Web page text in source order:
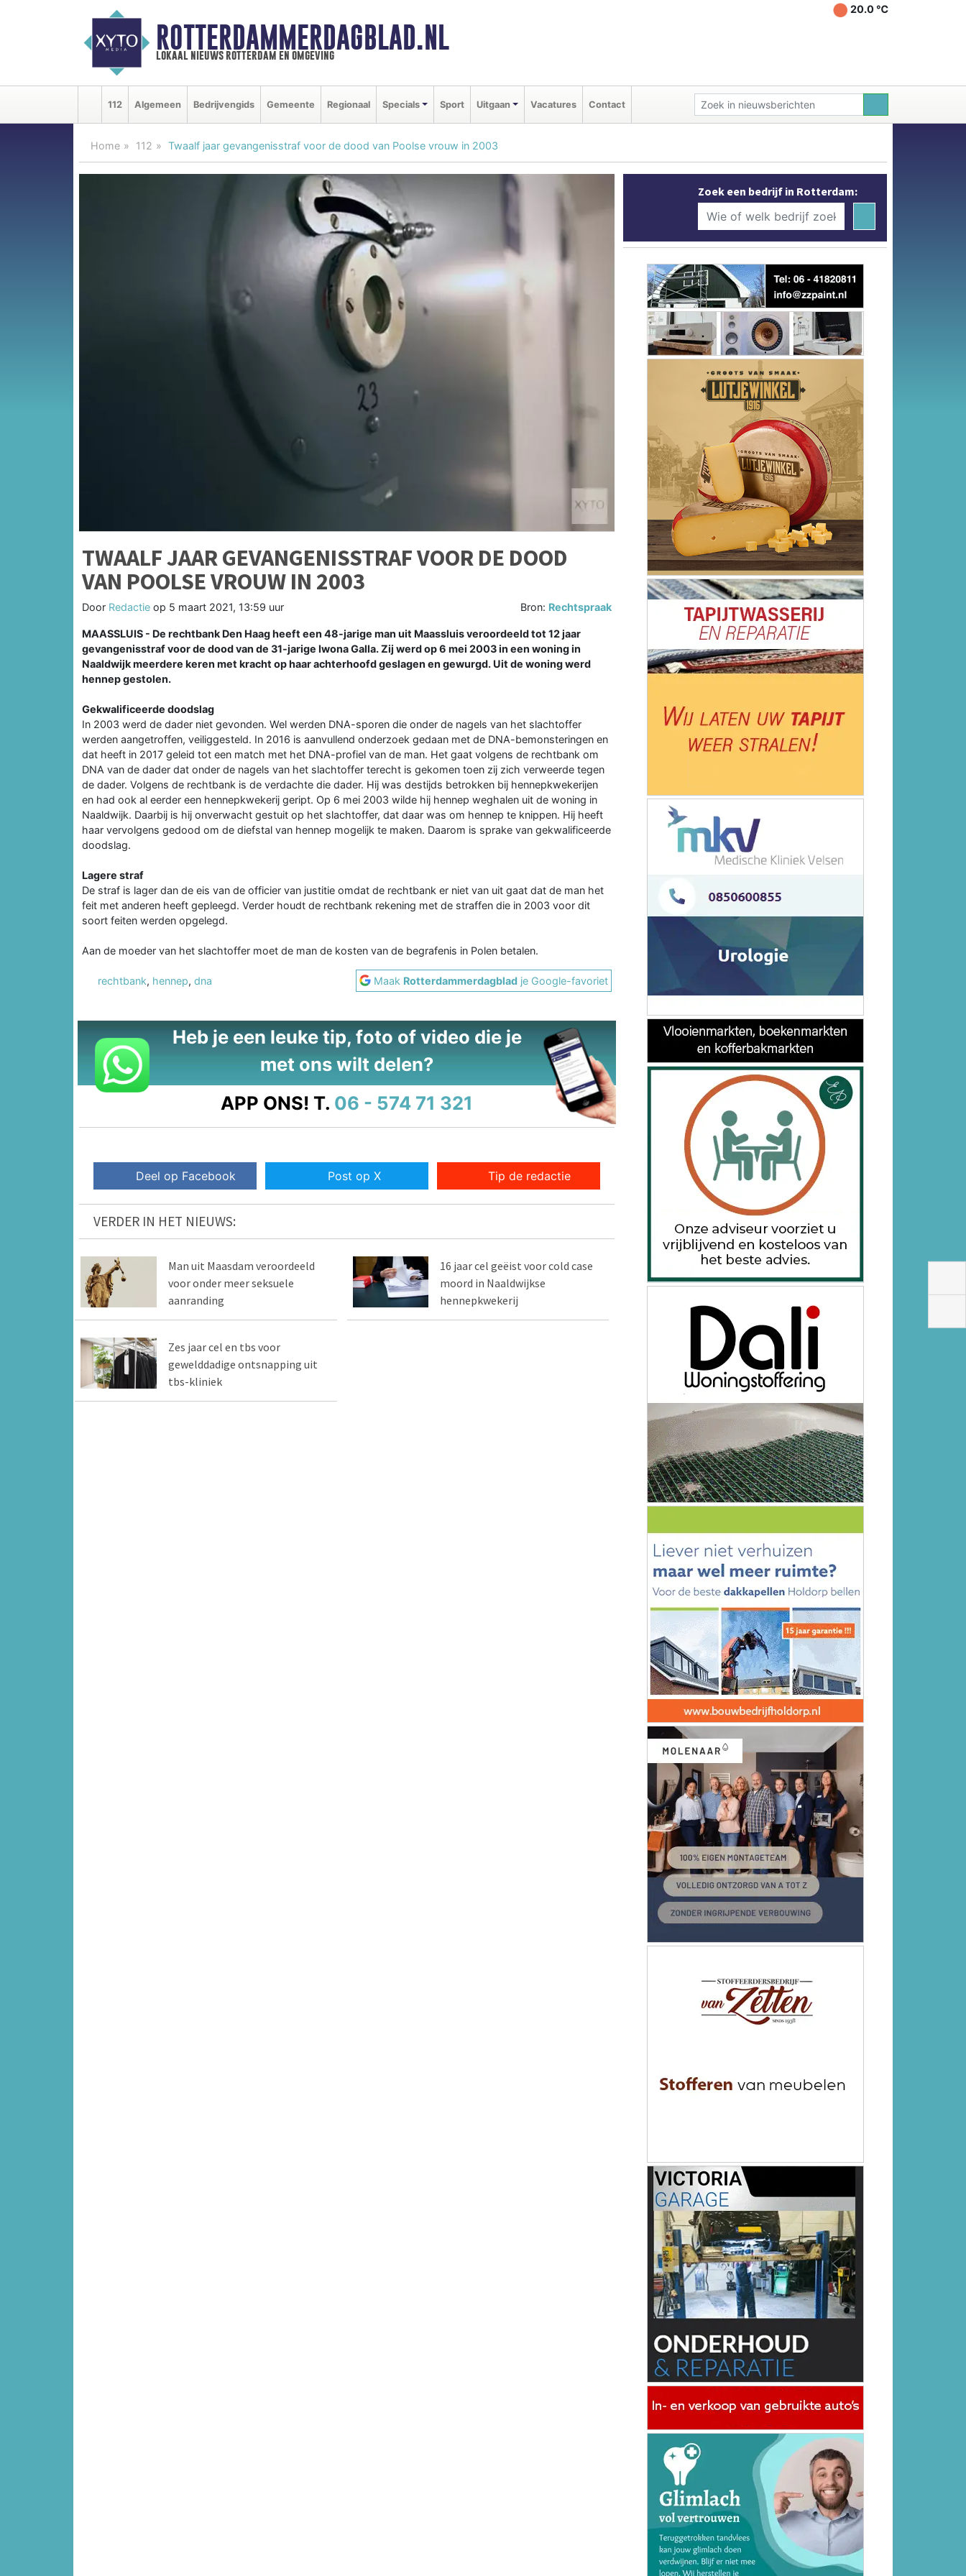
ROTTERDAMMERDAGBLAD.NL
lokaal nieuws rotterdam en omgeving
20.0 ℃
112 Algemeen Bedrijvengids Gemeente Regionaal Specials Sport Uitgaan Vacatures Contact
Home 112 Twaalf jaar gevangenisstraf voor de dood van Poolse vrouw in 2003
TWAALF JAAR GEVANGENISSTRAF VOOR DE DOOD
VAN POOLSE VROUW IN 2003
Door Redactie op 5 maart 2021, 13:59 uur Bron: Rechtspraak
MAASSLUIS - De rechtbank Den Haag heeft een 48-jarige man uit Maassluis veroordeeld tot 12 jaar
gevangenisstraf voor de dood van de 31-jarige Iwona Galla. Zij werd op 6 mei 2003 in een woning in
Naaldwijk meerdere keren met kracht op haar achterhoofd geslagen en gewurgd. Uit de woning werd
hennep gestolen.
Gekwalificeerde doodslag
In 2003 werd de dader niet gevonden. Wel werden DNA-sporen die onder de nagels van het slachtoffer
werden aangetroffen, veiliggesteld. In 2016 is aanvullend onderzoek gedaan met de DNA-bemonsteringen en
dat heeft in 2017 geleid tot een match met het DNA-profiel van de man. Het gaat volgens de rechtbank om
DNA van de dader dat onder de nagels van het slachtoffer terecht is gekomen toen zij zich verweerde tegen
de dader. Volgens de rechtbank is de verdachte die dader. Hij was destijds betrokken bij hennepkwekerijen
en had ook al eerder een hennepkwekerij geript. Op 6 mei 2003 wilde hij hennep weghalen uit de woning in
Naaldwijk. Daarbij is hij onverwacht gestuit op het slachtoffer, dat daar was om hennep te knippen. Hij heeft
haar vervolgens gedood om de diefstal van hennep mogelijk te maken. Daarom is sprake van gekwalificeerde
doodslag.
Lagere straf
De straf is lager dan de eis van de officier van justitie omdat de rechtbank er niet van uit gaat dat de man het
feit met anderen heeft gepleegd. Verder houdt de rechtbank rekening met de straffen die in 2003 voor dit
soort feiten werden opgelegd.
Aan de moeder van het slachtoffer moet de man de kosten van de begrafenis in Polen betalen.
rechtbank, hennep, dna Maak Rotterdammerdagblad je Google-favoriet
Heb je een leuke tip, foto of video die je
met ons wilt delen?
APP ONS! T. 06 - 574 71 321
Deel op Facebook Post op X Tip de redactie
VERDER IN HET NIEUWS:
Man uit Maasdam veroordeeld
voor onder meer seksuele
aanranding
16 jaar cel geëist voor cold case
moord in Naaldwijkse
hennepkwekerij
Zes jaar cel en tbs voor
gewelddadige ontsnapping uit
tbs-kliniek
Zoek een bedrijf in Rotterdam: